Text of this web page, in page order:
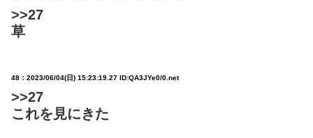
>>27
草
48： 2023/06/04(日) 15:23:19.27 ID:QA3JYe0/0.net
>>27
これを見にきた